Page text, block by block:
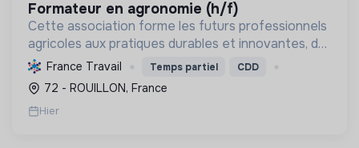
formateur en agronomie (h/f)
Cette association forme les futurs professionnels
agricoles aux pratiques durables et innovantes, du
CAPA au BTSA, pour une transition
agroécologique.
France Travail Temps partiel CDD
72 - ROUILLON, France
Hier